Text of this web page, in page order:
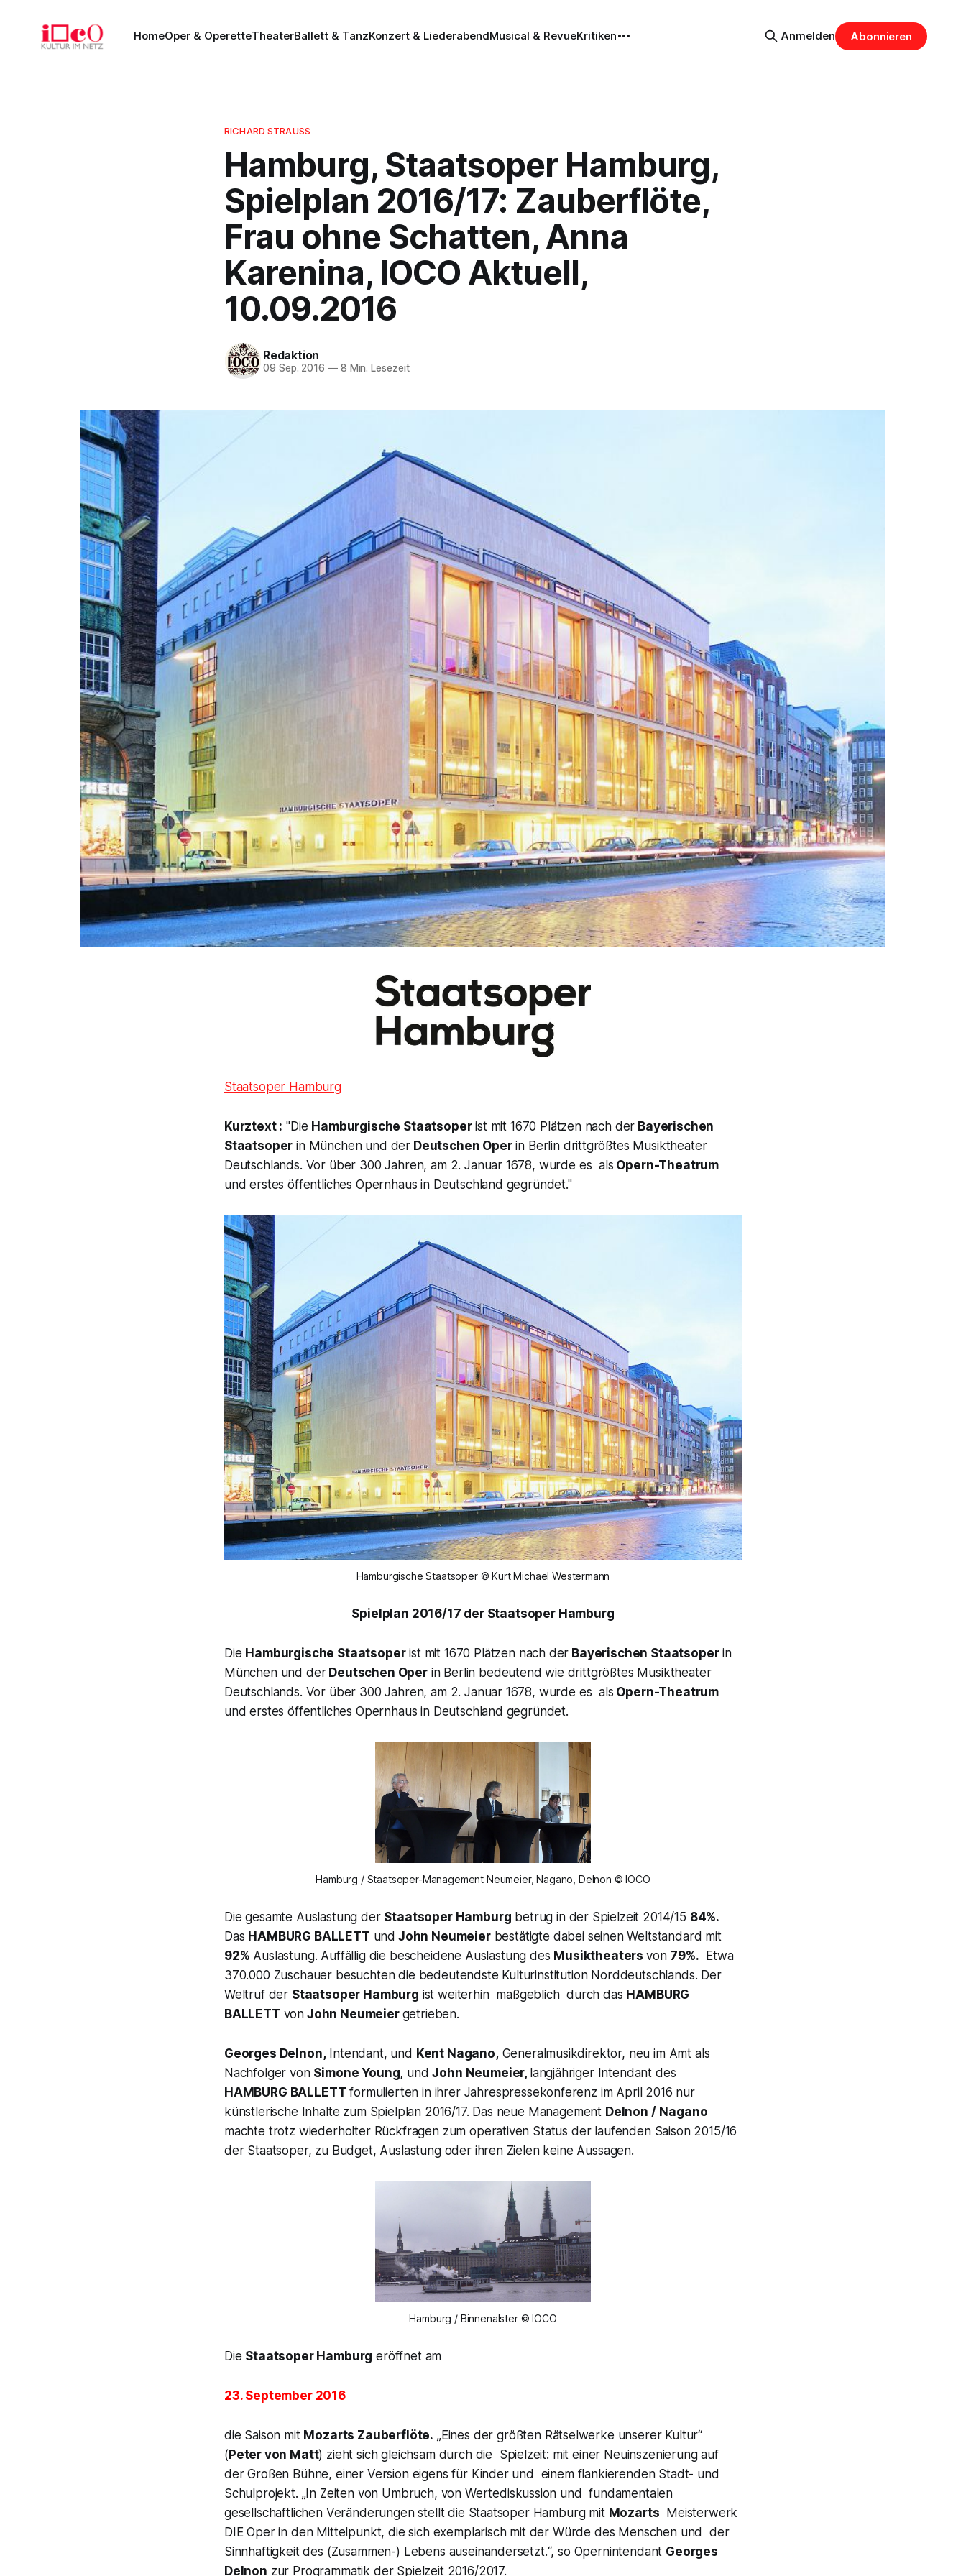
HomeOper & OperetteTheaterBallett & TanzKonzert & LiederabendMusical & RevueKritiken Anmelden Abonnieren
RICHARD STRAUSS
Hamburg, Staatsoper Hamburg,
Spielplan 2016/17: Zauberflöte,
Frau ohne Schatten, Anna
Karenina, IOCO Aktuell,
10.09.2016
Redaktion
09 Sep. 2016 —8 Min. Lesezeit
Staatsoper Hamburg
Kurztext : "Die Hamburgische Staatsoperist mit 1670 Plätzen nach der Bayerischen
Staatsoper in München und der Deutschen Operin Berlin drittgrößtes Musiktheater
Deutschlands. Vor über 300 Jahren, am 2. Januar 1678, wurde es als Opern-Theatrum
und erstes öffentliches Opernhaus in Deutschland gegründet."
Hamburgische Staatsoper © Kurt Michael Westermann
Spielplan 2016/17 der Staatsoper Hamburg
Die Hamburgische Staatsoperist mit 1670 Plätzen nach der Bayerischen Staatsoperin
München und derDeutschen Operin Berlin bedeutend wie drittgrößtes Musiktheater
Deutschlands. Vor über 300 Jahren, am 2. Januar 1678, wurde es als Opern-Theatrum
und erstes öffentliches Opernhaus in Deutschland gegründet.
Hamburg / Staatsoper-Management Neumeier, Nagano, Delnon © IOCO
Die gesamte Auslastung der Staatsoper Hamburg betrug in der Spielzeit 2014/15 84%.
Das HAMBURG BALLETT und John Neumeierbestätigte dabei seinen Weltstandard mit
92% Auslastung. Auffällig die bescheidene Auslastung des Musiktheaters von 79%. Etwa
370.000 Zuschauer besuchten die bedeutendste Kulturinstitution Norddeutschlands. Der
Weltruf der Staatsoper Hamburg ist weiterhin maßgeblich durch das HAMBURG
BALLETT von John Neumeier getrieben.
Georges Delnon,Intendant, und Kent Nagano,Generalmusikdirektor, neu im Amt als
Nachfolger von Simone Young, undJohn Neumeier, langjähriger Intendant des
HAMBURG BALLETT formulierten in ihrer Jahrespressekonferenz im April 2016 nur
künstlerische Inhalte zum Spielplan 2016/17. Das neue Management Delnon / Nagano
machte trotz wiederholter Rückfragen zum operativen Status der laufenden Saison 2015/16
der Staatsoper, zu Budget, Auslastung oder ihren Zielen keine Aussagen.
Hamburg / Binnenalster © IOCO
Die Staatsoper Hamburg eröffnet am
23. September 2016
die Saison mit Mozarts Zauberflöte. „Eines der größten Rätselwerke unserer Kultur“
(Peter von Matt) zieht sich gleichsam durch die Spielzeit: mit einer Neuinszenierung auf
der Großen Bühne, einer Version eigens für Kinder und einem flankierenden Stadt- und
Schulprojekt. „In Zeiten von Umbruch, von Wertediskussion und fundamentalen
gesellschaftlichen Veränderungen stellt die Staatsoper Hamburg mit Mozarts Meisterwerk
DIE Oper in den Mittelpunkt, die sich exemplarisch mit der Würde des Menschen und der
Sinnhaftigkeit des (Zusammen-) Lebens auseinandersetzt.“, so Opernintendant Georges
Delnon zur Programmatik der Spielzeit 2016/2017.